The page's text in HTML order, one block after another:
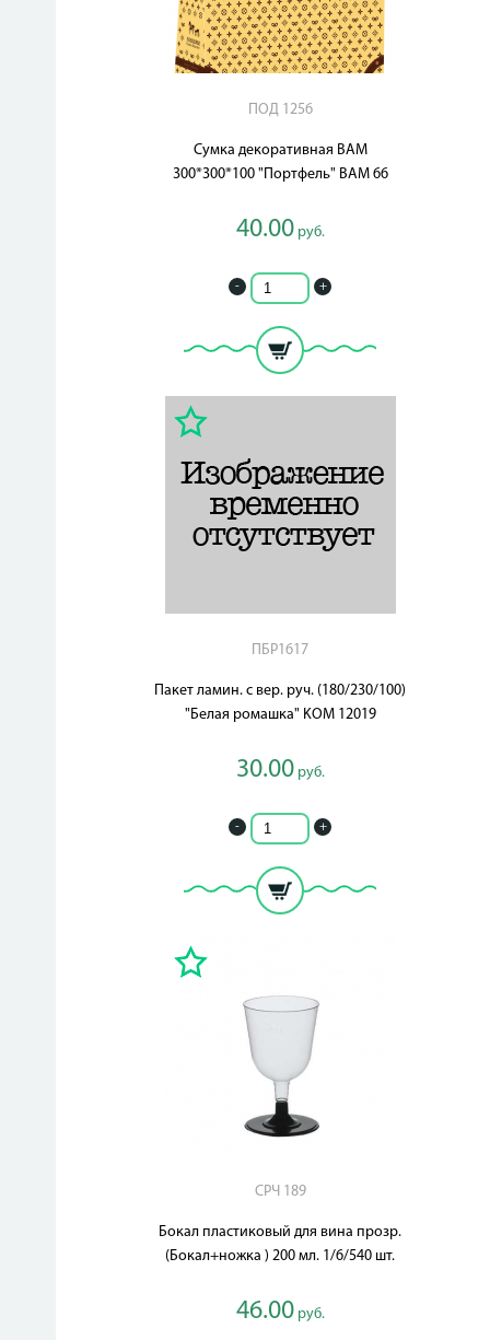
ПОД 1256
Сумка декоративная BAМ
300*300*100 "Портфель" BAM 66
40.00руб.
- +
ПБР1617
Пакет ламин. с вер. руч. (180/230/100)
"Белая ромашка" KOМ 12019
30.00руб.
- +
СРЧ 189
Бокал пластиковый для вина прозр.
(Бокал+ножка ) 200 мл. 1/6/540 шт.
46.00руб.